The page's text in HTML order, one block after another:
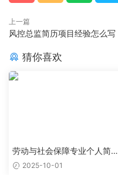
上一篇
风控总监简历项目经验怎么写
猜你喜欢
劳动与社会保障专业个人简历
范文2025-10-01